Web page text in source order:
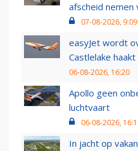
afscheid
07-08-2026, 9:09
easyJet wordt
Castlelake haakt
06-08-2026, 16:20
Apollo geen
luchtvaart
06-08-2026,
In jacht op